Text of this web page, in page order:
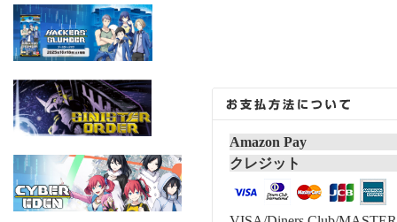
Amazon Pay
クレジット